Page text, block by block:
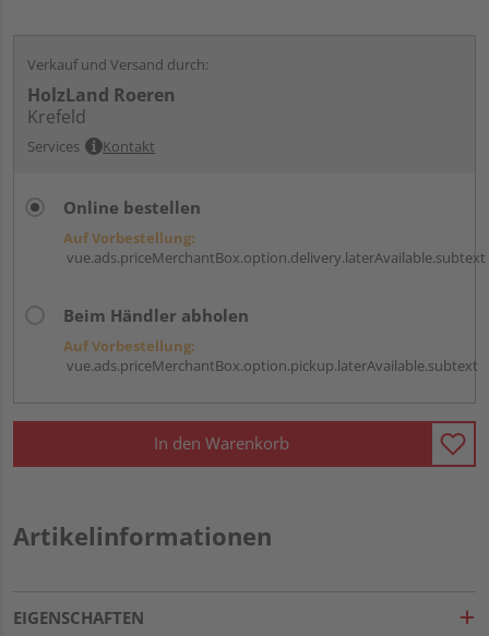
Verkauf und Versand durch:
HolzLand Roeren
Krefeld
Services Kontakt
Online bestellen
Auf Vorbestellung:
vue.ads.priceMerchantBox.option.delivery.laterAvailable.subtext
Beim Händler abholen
Auf Vorbestellung:
vue.ads.priceMerchantBox.option.pickup.laterAvailable.subtext
In den Warenkorb
Artikelinformationen
EIGENSCHAFTEN